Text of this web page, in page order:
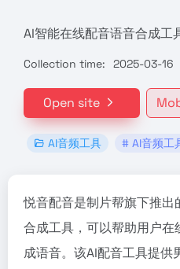
AI智能在线配音语音合成工
Collection time: 2025-03-16
Open site
AI音频工具 # AI音频工
悦音配音是制片帮旗下推
合成工具，可以帮助用户
成语音。该AI配音工具提供